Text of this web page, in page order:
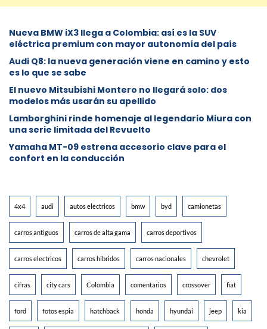
Nueva BMW iX3 llega a Colombia: así es la SUV
eléctrica premium con mayor autonomía del país
Audi Q8: la nueva generación viene en camino y esto
es lo que se sabe
⁠El nuevo Mitsubishi Montero no llegará solo: dos
modelos más usarán su apellido
Lamborghini rinde homenaje al legendario Miura con
una serie limitada del Revuelto
Yamaha MT-09 estrena accesorio clave para el
confort en la conducción
4x4 audi autos electricos bmw byd camionetas
carros antiguos carros de alta gama carros deportivos
carros electricos carros hibridos carros nacionales chevrolet
cifras city cars Colombia comentarios crossover fiat
ford fotos espia hatchback honda hyundai jeep kia